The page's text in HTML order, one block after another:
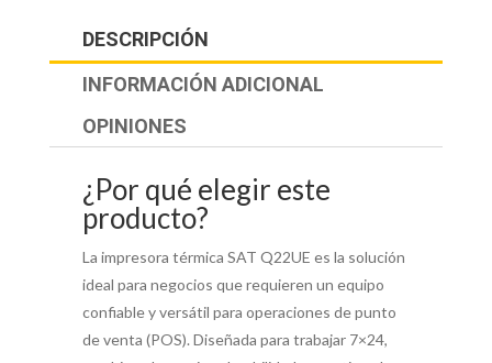
DESCRIPCIÓN
INFORMACIÓN ADICIONAL
OPINIONES
¿Por qué elegir este
producto?
La impresora térmica SAT Q22UE es la solución
ideal para negocios que requieren un equipo
confiable y versátil para operaciones de punto
de venta (POS). Diseñada para trabajar 7×24,